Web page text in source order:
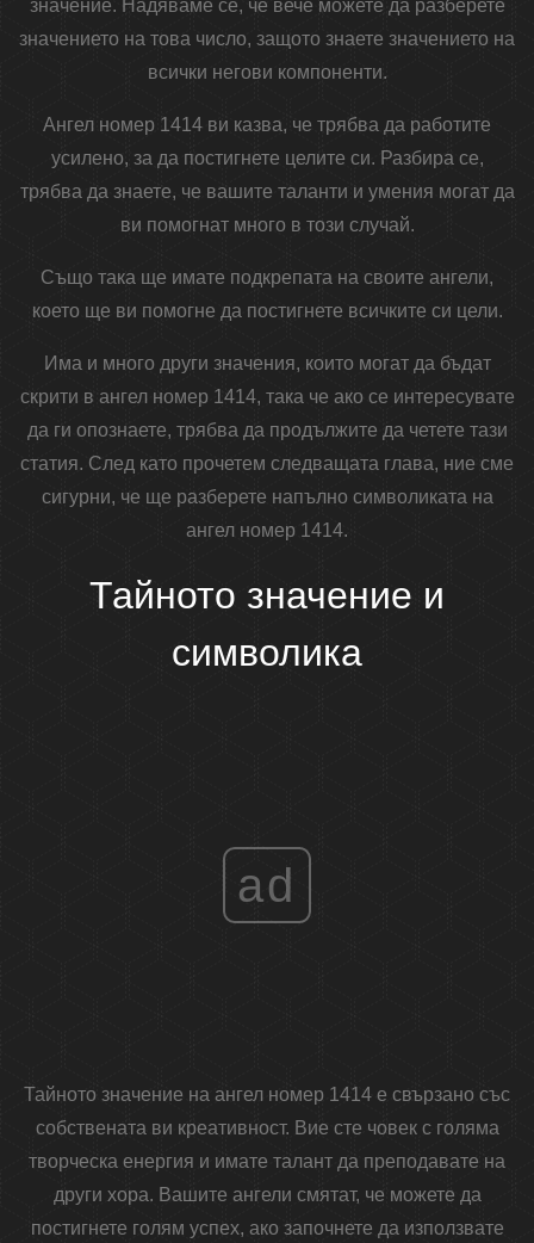
значение. Надяваме се, че вече можете да разберете
значението на това число, защото знаете значението на
всички негови компоненти.
Ангел номер 1414 ви казва, че трябва да работите
усилено, за да постигнете целите си. Разбира се,
трябва да знаете, че вашите таланти и умения могат да
ви помогнат много в този случай.
Също така ще имате подкрепата на своите ангели,
което ще ви помогне да постигнете всичките си цели.
Има и много други значения, които могат да бъдат
скрити в ангел номер 1414, така че ако се интересувате
да ги опознаете, трябва да продължите да четете тази
статия. След като прочетем следващата глава, ние сме
сигурни, че ще разберете напълно символиката на
ангел номер 1414.
Тайното значение и
символика
ad
Тайното значение на ангел номер 1414 е свързано със
собствената ви креативност. Вие сте човек с голяма
творческа енергия и имате талант да преподавате на
други хора. Вашите ангели смятат, че можете да
постигнете голям успех, ако започнете да използвате